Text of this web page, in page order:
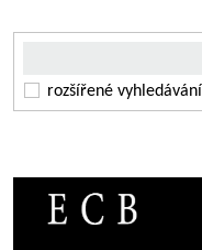
rozšířené vyhledávání